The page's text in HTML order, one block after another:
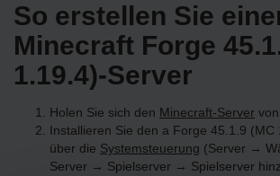
So erstellen Sie
Minecraft Forge
1.19.4)-Server
Holen Sie sich den Minecraft-Server
Installieren Sie den a Forge 45.1.9 (MC
über die Systemsteuerung (Server →
Server → Spielserver → Spielserver